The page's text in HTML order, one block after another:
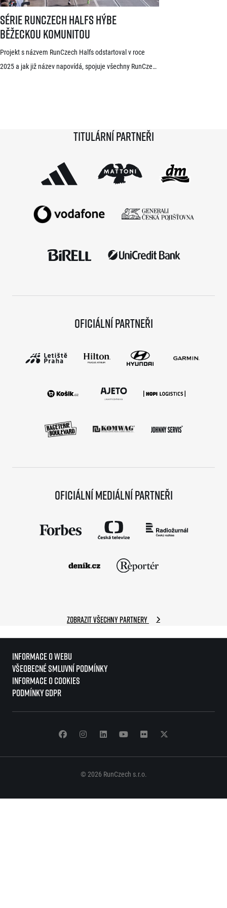
Série RunCzech Halfs hýbe
běžeckou komunitou
Projekt s názvem RunCzech Halfs odstartoval v roce
2025 a jak již název napovídá, spojuje všechny RunCzech
sezónu a od startu tak uběhlo teprve 18 měsíců,
Série RunCzech Halfs hýbe běžeckou komunitou
Titulární partneři
Oficiální partneři
Oficiální mediální partneři
Zobrazit všechny partnery
Informace o webu
Všeobecné smluvní podmínky
Informace o cookies
Podmínky GDPR
© 2026 RunCzech s.r.o.